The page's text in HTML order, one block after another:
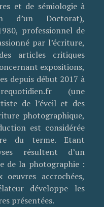
et de sémiologie à
d’un Doctorat),
professionnel de
par l’écriture,
articles critiques
expositions,
depuis début 2017 à
(une
de l’éveil et des
photographique,
est considérée
du terme. Etant
résultent d’un
de la photographie :
oeuvres accrochées,
développe les
présentées.